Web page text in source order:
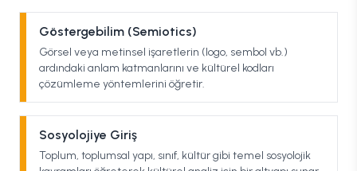
Göstergebilim (Semiotics)
Görsel veya metinsel işaretlerin (logo, sembol vb.)
ardındaki anlam katmanlarını ve kültürel kodları
çözümleme yöntemlerini öğretir.
Sosyolojiye Giriş
Toplum, toplumsal yapı, sınıf, kültür gibi temel sosyolojik